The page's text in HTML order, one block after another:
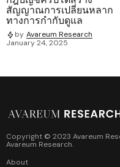
สัญญาณการเปลี่ยนหลาก
ทางการกำกับดูแล
by Avareum Research
January 24, 2025
Copyright © 2023 Avareum
Avareum Research.
About